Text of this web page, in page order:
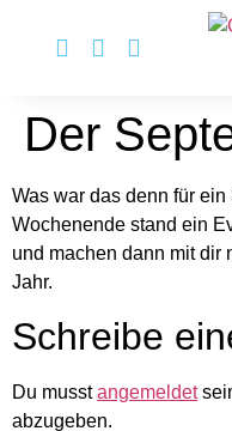
Der
Was war das denn für
Wochenende stand ein
und machen dann mit dir
Jahr.
Schreibe
Du musstangemeldet
abzugeben.